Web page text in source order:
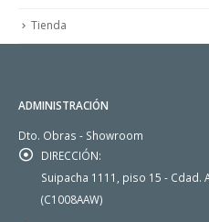
Tienda
ADMINISTRACIÓN
Dto. Obras - Showroom
DIRECCIÓN:
Suipacha 1111, piso 15 - Cdad.
(C1008AAW)